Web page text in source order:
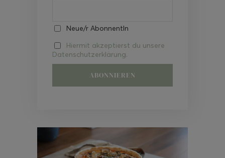
Neue/r AbonnentIn
Hiermit akzeptierst du unsere
Datenschutzerklärung.
Video-